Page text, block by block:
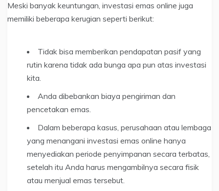
Meski banyak keuntungan, investasi emas online juga
memiliki beberapa kerugian seperti berikut:
Tidak bisa memberikan pendapatan pasif yang
rutin karena tidak ada bunga apa pun atas investasi
kita.
Anda dibebankan biaya pengiriman dan
pencetakan emas.
Dalam beberapa kasus, perusahaan atau lembaga
yang menangani investasi emas online hanya
menyediakan periode penyimpanan secara terbatas,
setelah itu Anda harus mengambilnya secara fisik
atau menjual emas tersebut.